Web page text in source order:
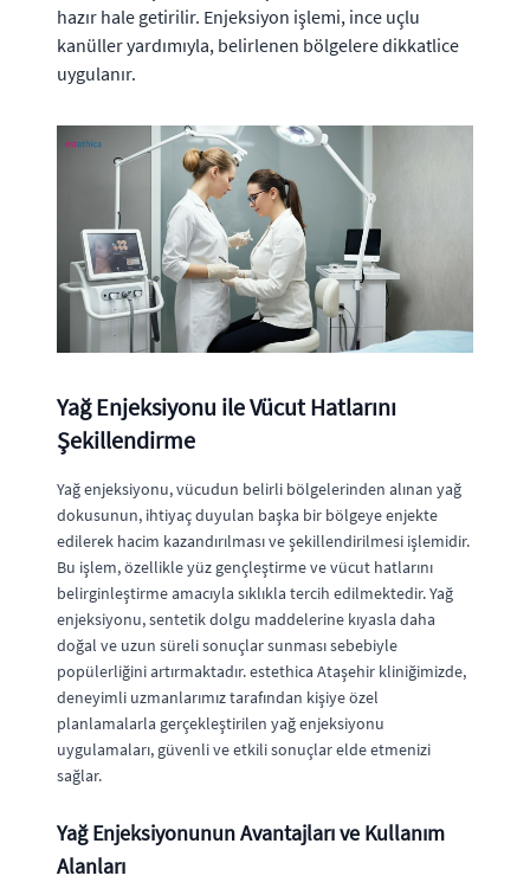
hazır hale getirilir. Enjeksiyon işlemi, ince uçlu
kanüller yardımıyla, belirlenen bölgelere dikkatlice
uygulanır.
Yağ Enjeksiyonu ile Vücut Hatlarını
Şekillendirme
Yağ enjeksiyonu, vücudun belirli bölgelerinden alınan yağ
dokusunun, ihtiyaç duyulan başka bir bölgeye enjekte
edilerek hacim kazandırılması ve şekillendirilmesi işlemidir.
Bu işlem, özellikle yüz gençleştirme ve vücut hatlarını
belirginleştirme amacıyla sıklıkla tercih edilmektedir. Yağ
enjeksiyonu, sentetik dolgu maddelerine kıyasla daha
doğal ve uzun süreli sonuçlar sunması sebebiyle
popülerliğini artırmaktadır. estethica Ataşehir kliniğimizde,
deneyimli uzmanlarımız tarafından kişiye özel
planlamalarla gerçekleştirilen yağ enjeksiyonu
uygulamaları, güvenli ve etkili sonuçlar elde etmenizi
sağlar.
Yağ Enjeksiyonunun Avantajları ve Kullanım
Alanları